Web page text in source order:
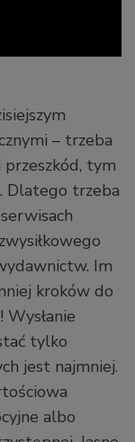
– trzeba
tym
Dlatego trzeba
Im
kroków do
Wysłanie
tylko
jest najmniej.
albo